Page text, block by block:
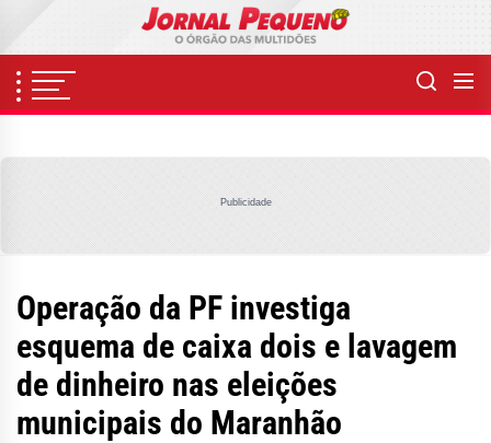
content
Publicidade
Operação da PF investiga
esquema de caixa dois e lavagem
de dinheiro nas eleições
municipais do Maranhão